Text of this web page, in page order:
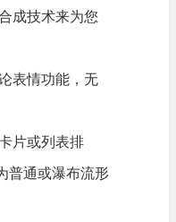
成技术来为您
表情功能，无
片或列表排
普通或瀑布流形